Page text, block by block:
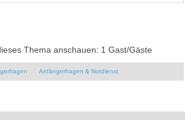
Thema anschauen: 1 Gast/Gäste
Anfängerfragen & Notdienst